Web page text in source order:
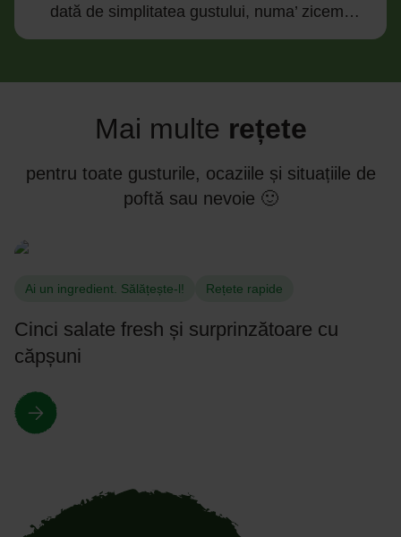
dată de simplitatea gustului, numa’ zicem…
Mai multe rețete
pentru toate gusturile, ocaziile și situațiile de
poftă sau nevoie 🙂
Ai un ingredient. Sălățește-l! Rețete rapide
Cinci salate fresh și surprinzătoare cu
căpșuni